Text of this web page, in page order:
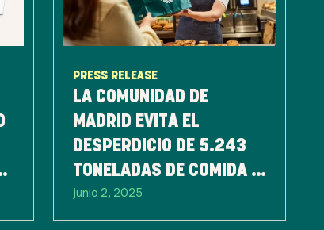
PRESS RELEASE
LA COMUNIDAD DE
MADRID EVITA EL
DESPERDICIO DE 5.243
TONELADAS DE COMIDA Y
LA EMISIÓN DE MÁS DE
14.158.000 KILOS DE
junio 2, 2025